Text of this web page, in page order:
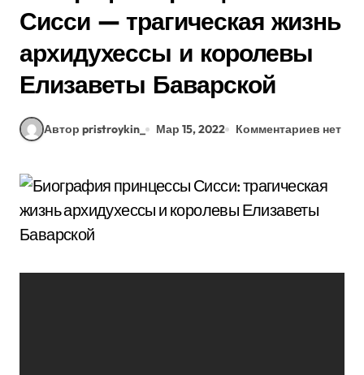
Сисси — трагическая жизнь
архидухессы и королевы
Елизаветы Баварской
Автор pristroykin_ Мар 15, 2022 Комментариев нет